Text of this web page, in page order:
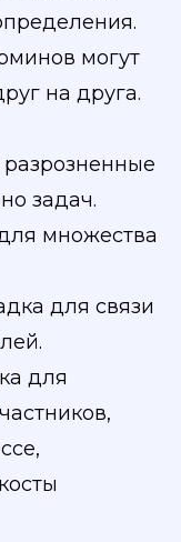
могут
на друга.
разрозненные
задач.
множества
для связи
для